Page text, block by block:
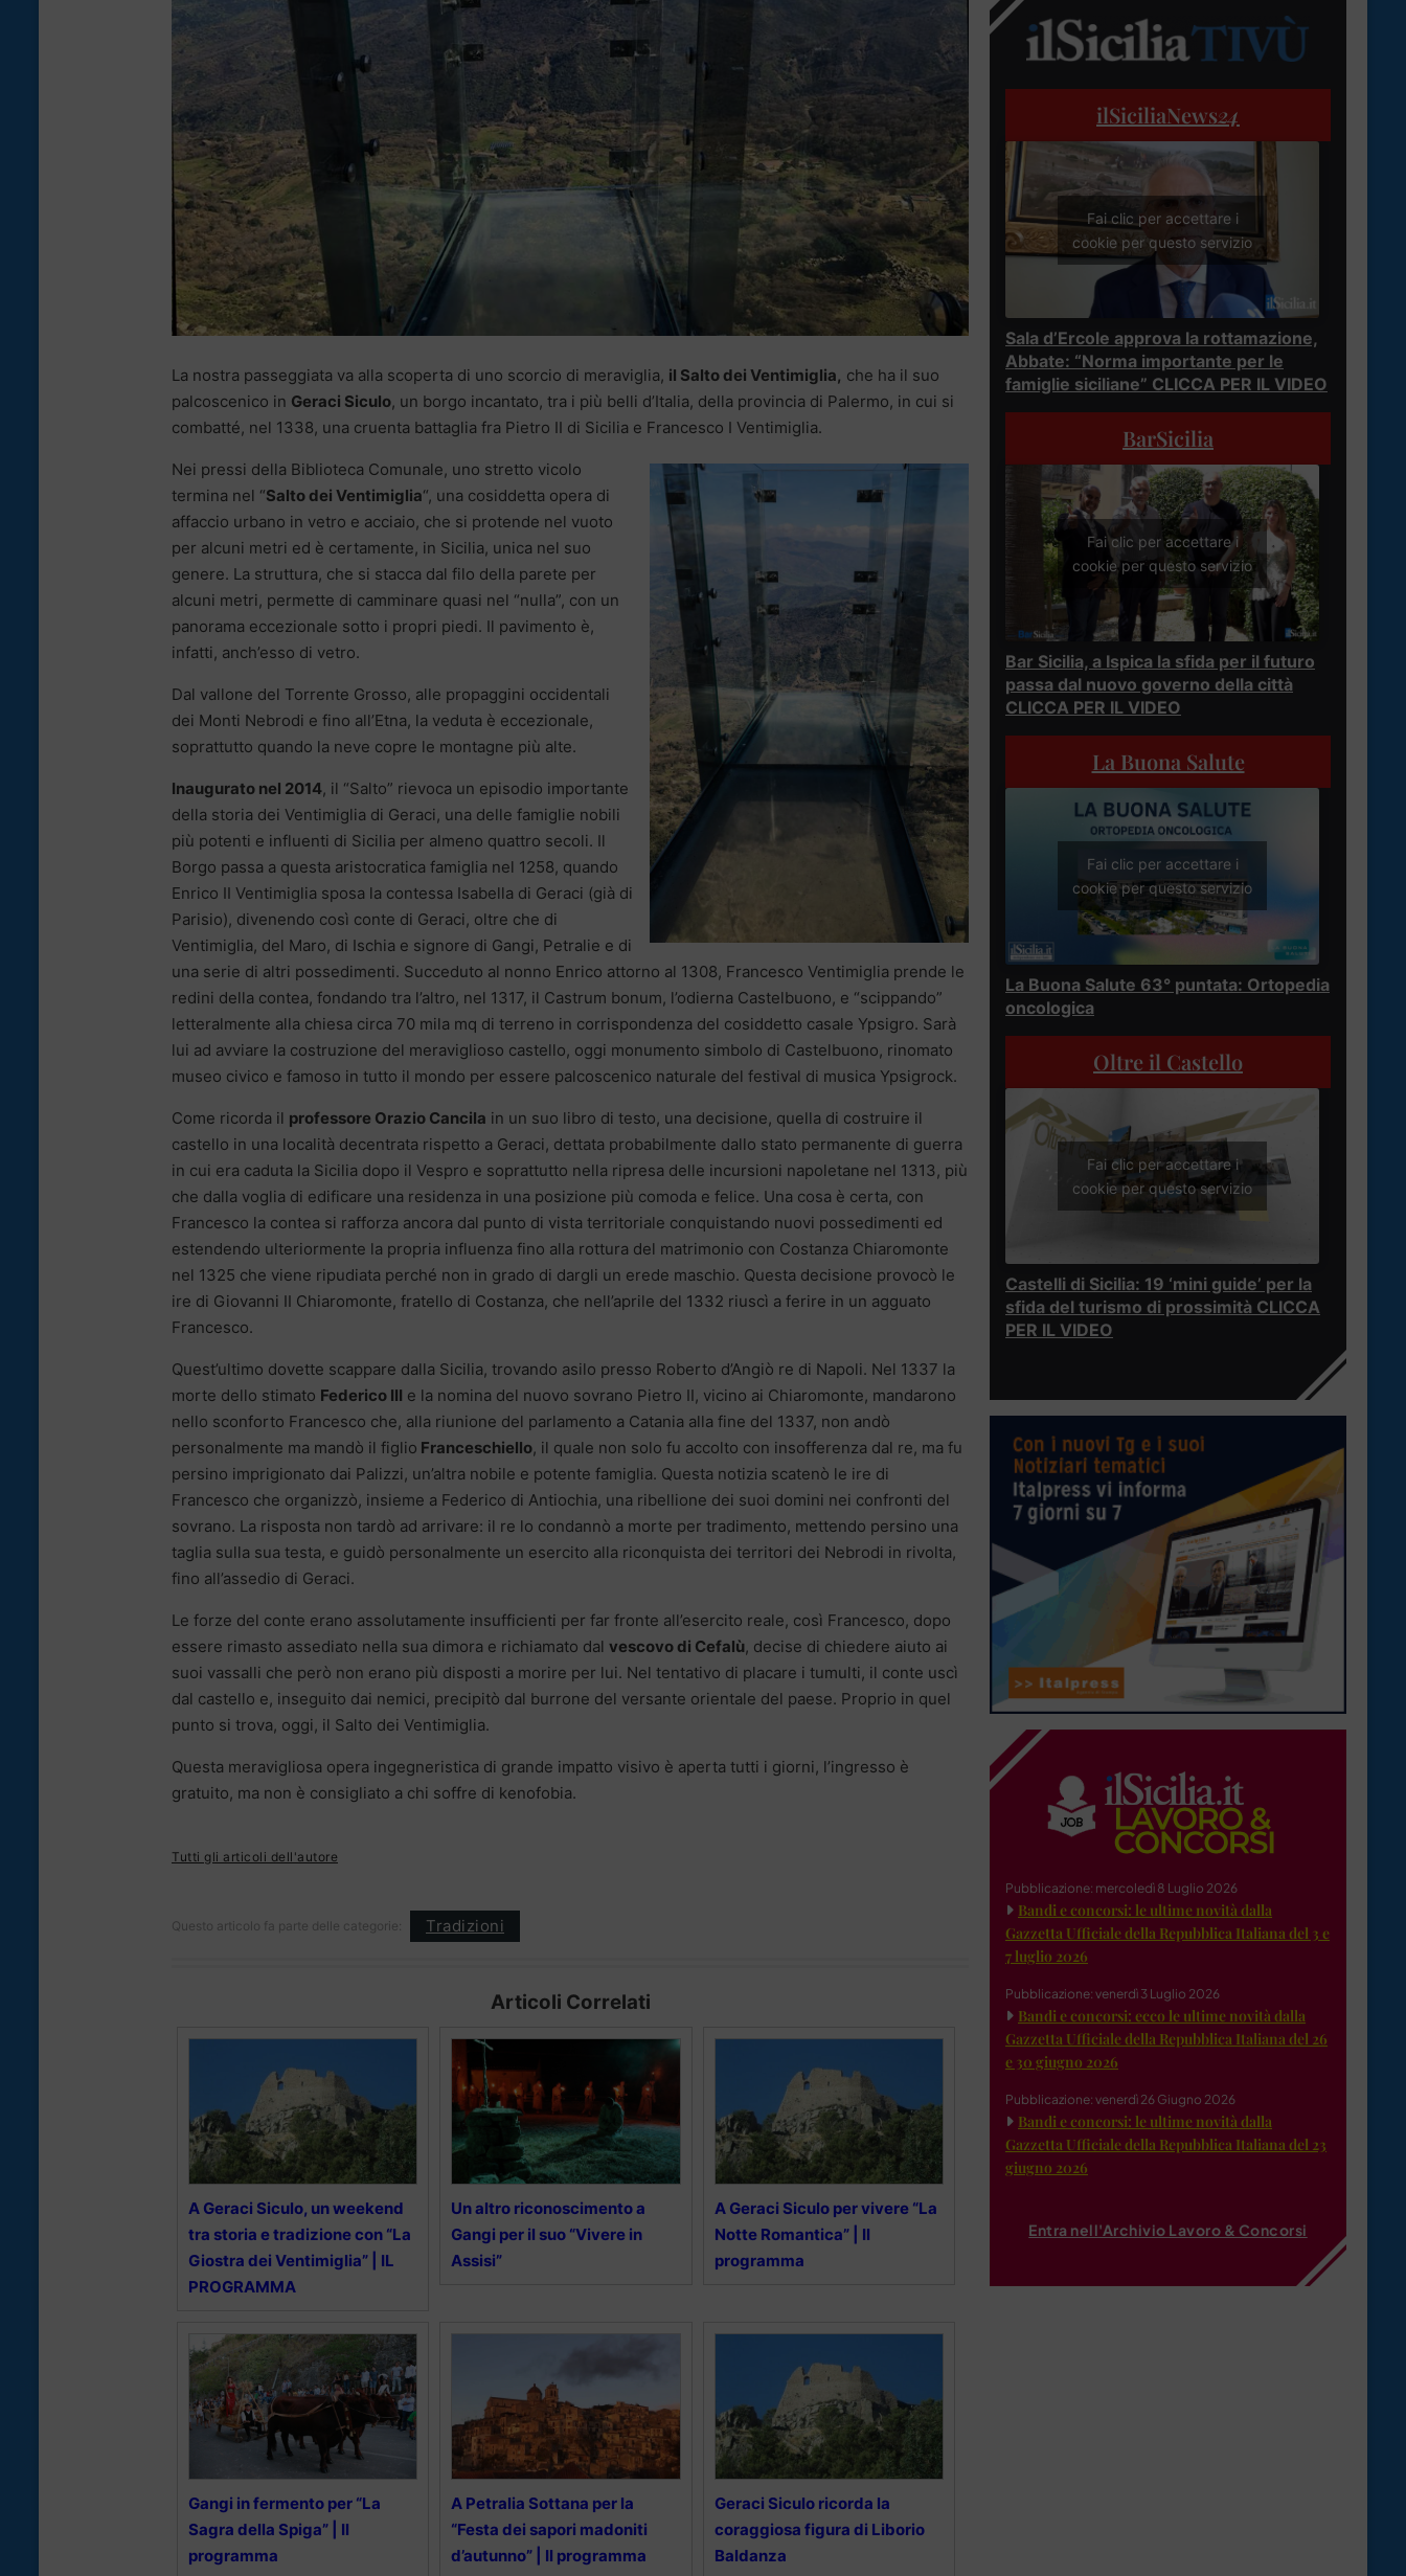
La nostra passeggiata va alla scoperta di uno scorcio di meraviglia, il Salto dei Ventimiglia, che ha il suo
palcoscenico in Geraci Siculo, un borgo incantato, tra i più belli d’Italia, della provincia di Palermo, in cui si
combatté, nel 1338, una cruenta battaglia fra Pietro II di Sicilia e Francesco I Ventimiglia.
Nei pressi della Biblioteca Comunale, uno stretto vicolo
termina nel “Salto dei Ventimiglia“, una cosiddetta opera di
affaccio urbano in vetro e acciaio, che si protende nel vuoto
per alcuni metri ed è certamente, in Sicilia, unica nel suo
genere. La struttura, che si stacca dal filo della parete per
alcuni metri, permette di camminare quasi nel “nulla”, con un
panorama eccezionale sotto i propri piedi. Il pavimento è,
infatti, anch’esso di vetro.
Dal vallone del Torrente Grosso, alle propaggini occidentali
dei Monti Nebrodi e fino all’Etna, la veduta è eccezionale,
soprattutto quando la neve copre le montagne più alte.
Inaugurato nel 2014, il “Salto” rievoca un episodio importante
della storia dei Ventimiglia di Geraci, una delle famiglie nobili
più potenti e influenti di Sicilia per almeno quattro secoli. Il
Borgo passa a questa aristocratica famiglia nel 1258, quando
Enrico II Ventimiglia sposa la contessa Isabella di Geraci (già di
Parisio), divenendo così conte di Geraci, oltre che di
Ventimiglia, del Maro, di Ischia e signore di Gangi, Petralie e di
una serie di altri possedimenti. Succeduto al nonno Enrico attorno al 1308, Francesco Ventimiglia prende le
redini della contea, fondando tra l’altro, nel 1317, il Castrum bonum, l’odierna Castelbuono, e “scippando”
letteralmente alla chiesa circa 70 mila mq di terreno in corrispondenza del cosiddetto casale Ypsigro. Sarà
lui ad avviare la costruzione del meraviglioso castello, oggi monumento simbolo di Castelbuono, rinomato
museo civico e famoso in tutto il mondo per essere palcoscenico naturale del festival di musica Ypsigrock.
Come ricorda il professore Orazio Cancila in un suo libro di testo, una decisione, quella di costruire il
castello in una località decentrata rispetto a Geraci, dettata probabilmente dallo stato permanente di guerra
in cui era caduta la Sicilia dopo il Vespro e soprattutto nella ripresa delle incursioni napoletane nel 1313, più
che dalla voglia di edificare una residenza in una posizione più comoda e felice. Una cosa è certa, con
Francesco la contea si rafforza ancora dal punto di vista territoriale conquistando nuovi possedimenti ed
estendendo ulteriormente la propria influenza fino alla rottura del matrimonio con Costanza Chiaromonte
nel 1325 che viene ripudiata perché non in grado di dargli un erede maschio. Questa decisione provocò le
ire di Giovanni II Chiaromonte, fratello di Costanza, che nell’aprile del 1332 riuscì a ferire in un agguato
Francesco.
Quest’ultimo dovette scappare dalla Sicilia, trovando asilo presso Roberto d’Angiò re di Napoli. Nel 1337 la
morte dello stimato Federico III e la nomina del nuovo sovrano Pietro II, vicino ai Chiaromonte, mandarono
nello sconforto Francesco che, alla riunione del parlamento a Catania alla fine del 1337, non andò
personalmente ma mandò il figlio Franceschiello, il quale non solo fu accolto con insofferenza dal re, ma fu
persino imprigionato dai Palizzi, un’altra nobile e potente famiglia. Questa notizia scatenò le ire di
Francesco che organizzò, insieme a Federico di Antiochia, una ribellione dei suoi domini nei confronti del
sovrano. La risposta non tardò ad arrivare: il re lo condannò a morte per tradimento, mettendo persino una
taglia sulla sua testa, e guidò personalmente un esercito alla riconquista dei territori dei Nebrodi in rivolta,
fino all’assedio di Geraci.
Le forze del conte erano assolutamente insufficienti per far fronte all’esercito reale, così Francesco, dopo
essere rimasto assediato nella sua dimora e richiamato dal vescovo di Cefalù, decise di chiedere aiuto ai
suoi vassalli che però non erano più disposti a morire per lui. Nel tentativo di placare i tumulti, il conte uscì
dal castello e, inseguito dai nemici, precipitò dal burrone del versante orientale del paese. Proprio in quel
punto si trova, oggi, il Salto dei Ventimiglia.
Questa meravigliosa opera ingegneristica di grande impatto visivo è aperta tutti i giorni, l’ingresso è
gratuito, ma non è consigliato a chi soffre di kenofobia.
Tutti gli articoli dell'autore
Questo articolo fa parte delle categorie: Tradizioni
Articoli Correlati
A Geraci Siculo, un weekend
tra storia e tradizione con “La
Giostra dei Ventimiglia” | IL
PROGRAMMA
Un altro riconoscimento a
Gangi per il suo “Vivere in
Assisi”
A Geraci Siculo per vivere “La
Notte Romantica” | Il
programma
Gangi in fermento per “La
Sagra della Spiga” | Il
programma
A Petralia Sottana per la
“Festa dei sapori madoniti
d’autunno” | Il programma
Geraci Siculo ricorda la
coraggiosa figura di Liborio
Baldanza
ilSiciliaNews24
Fai clic per accettare i
cookie per questo servizio
Sala d’Ercole approva la rottamazione,
Abbate: “Norma importante per le
famiglie siciliane” CLICCA PER IL VIDEO
BarSicilia
Fai clic per accettare i
cookie per questo servizio
Bar Sicilia, a Ispica la sfida per il futuro
passa dal nuovo governo della città
CLICCA PER IL VIDEO
La Buona Salute
Fai clic per accettare i
cookie per questo servizio
La Buona Salute 63° puntata: Ortopedia
oncologica
Oltre il Castello
Fai clic per accettare i
cookie per questo servizio
Castelli di Sicilia: 19 ‘mini guide’ per la
sfida del turismo di prossimità CLICCA
PER IL VIDEO
Pubblicazione: mercoledì 8 Luglio 2026
Bandi e concorsi: le ultime novità dalla
Gazzetta Ufficiale della Repubblica Italiana del 3 e
7 luglio 2026
Pubblicazione: venerdì 3 Luglio 2026
Bandi e concorsi: ecco le ultime novità dalla
Gazzetta Ufficiale della Repubblica Italiana del 26
e 30 giugno 2026
Pubblicazione: venerdì 26 Giugno 2026
Bandi e concorsi: le ultime novità dalla
Gazzetta Ufficiale della Repubblica Italiana del 23
giugno 2026
Entra nell'Archivio Lavoro & Concorsi